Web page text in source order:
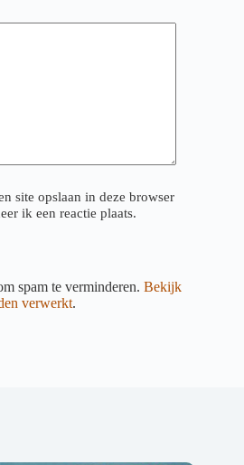
site opslaan in deze browser
ik een reactie plaats.
spam te verminderen. Bekijk
verwerkt.